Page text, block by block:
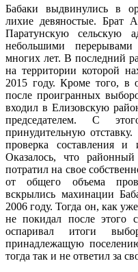
Бабаки выдвинулись в
лихие девяностые. Брат
Паратунскую
небольшими
многих лет. В последний
на территории которой
2015 году. Кроме того, в
после проигранных
входил в Елизовскую
председателем. С
принудительную
проверка составления и
Оказалось, что
потратил на свое
от общего объема
вскрылись махинации
2006 году. Тогда он, как
не покидал после этого
оспаривал итоги
принадлежащую
тогда так и не ответил за